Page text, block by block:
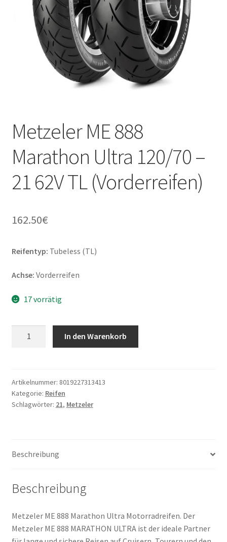
Metzeler ME 888
Marathon Ultra 120/70 –
21 62V TL (Vorderreifen)
162.50€
Reifentyp: Tubeless (TL)
Achse: Vorderreifen
17 vorrätig
Ultra
120/70
-
(Vorderreifen)
In den Warenkorb
Artikelnummer: 8019227313413
Kategorie: Reifen
Schlagwörter: 21, Metzeler
Beschreibung
Beschreibung
Metzeler ME 888 Marathon Ultra Motorradreifen. Der
Metzeler ME 888 MARATHON ULTRA ist der ideale Partner